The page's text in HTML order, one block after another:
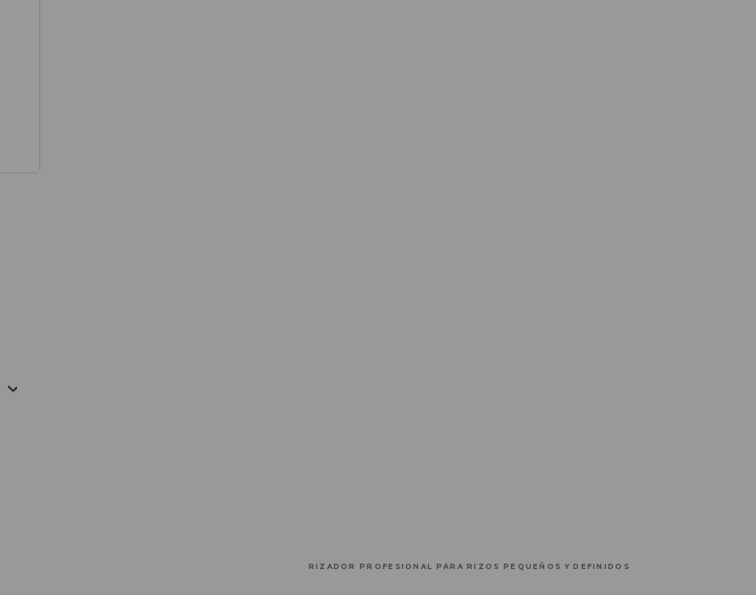
RIZADOR PROFESIONAL PARA RIZOS PEQUEÑOS Y DEFINIDOS